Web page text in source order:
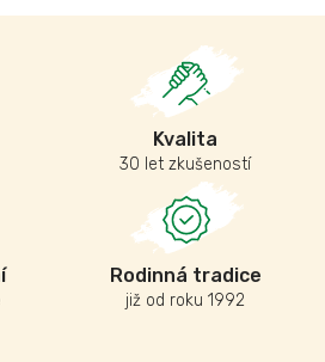
Kvalita
30 let zkušeností
Rodinná tradice
již od roku 1992